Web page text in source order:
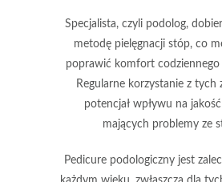
Specjalista, czyli podolog,
metodę pielęgnacji stóp, co
poprawić komfort codziennego
Regularne korzystanie z tych
potencjał wpływu na
mających problemy ze
Pedicure podologiczny jest